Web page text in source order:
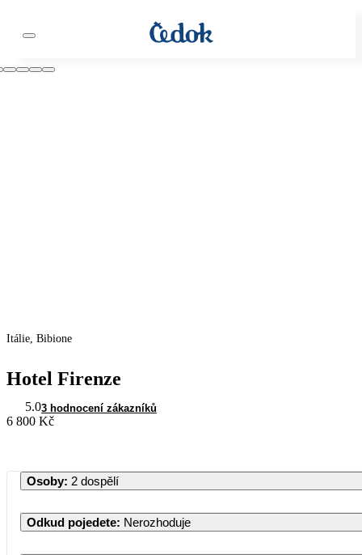
Itálie, Bibione
Hotel Firenze
5.03 hodnocení zákazníků
6 800 Kč
Osoby: 2 dospělí
Odkud pojedete: Nerozhoduje